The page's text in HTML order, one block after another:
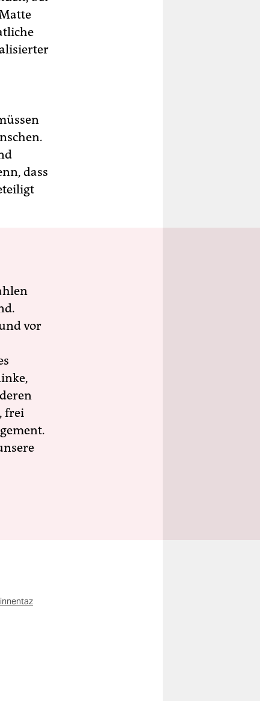
dass
vor
frei